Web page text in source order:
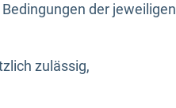
der jeweiligen
zulässig,